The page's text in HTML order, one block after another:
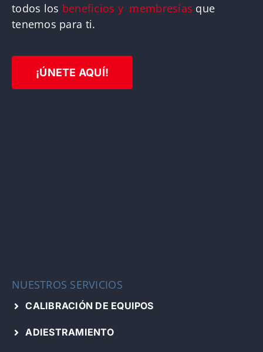
todos los beneficios y membresías que
tenemos para ti.
¡ÚNETE AQUÍ!
NUESTROS SERVICIOS
CALIBRACIÓN DE EQUIPOS
ADIESTRAMIENTO